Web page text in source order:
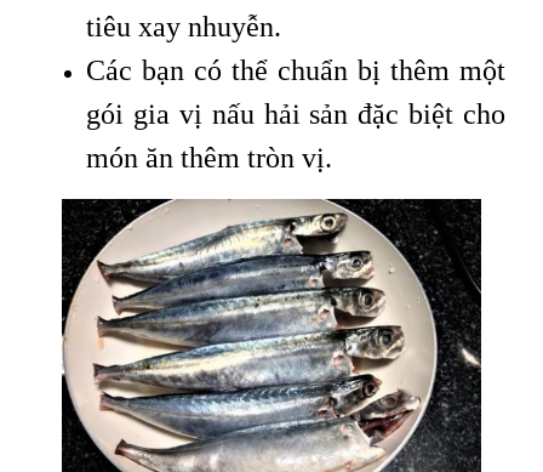
tiêu xay nhuyễn.
Các bạn có thể chuẩn bị thêm một
gói gia vị nấu hải sản đặc biệt cho
món ăn thêm tròn vị.